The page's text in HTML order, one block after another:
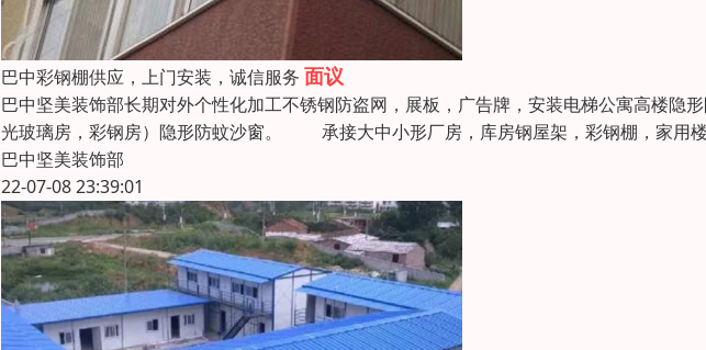
巴中彩钢棚供应，上门安装，诚信服务 面议
巴中坚美装饰部长期对外个性化加工不锈钢防盗网，展板，广告牌，安装电梯公寓高楼隐
光玻璃房，彩钢房）隐形防蚊沙窗。 承接大中小形厂房，库房钢屋架，彩钢棚，家用
巴中坚美装饰部
22-07-08 23:39:01